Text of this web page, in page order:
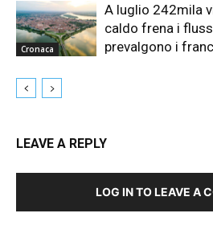
Cronaca
A luglio 242mila
caldo frena i
prevalgono i
LEAVE A REPLY
LOG IN TO LEAVE A